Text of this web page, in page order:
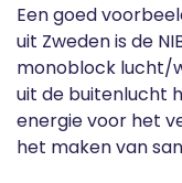
Een goed
uit Zweden is de
monoblock lucht/
uit de buitenlucht
energie voor het
het maken van